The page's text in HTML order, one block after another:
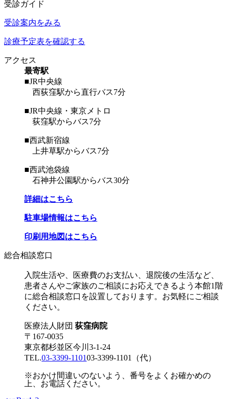
受診ガイド
受診案内をみる
診療予定表を確認する
アクセス
最寄駅
■JR中央線
西荻窪駅から直行バス7分
■JR中央線・東京メトロ
荻窪駅からバス7分
■西武新宿線
上井草駅からバス7分
■西武池袋線
石神井公園駅からバス30分
詳細はこちら
駐車場情報はこちら
印刷用地図はこちら
総合相談窓口
入院生活や、医療費のお支払い、退院後の生活など、
患者さんやご家族のご相談にお応えできるよう本館1階
に総合相談窓口を設置しております。お気軽にご相談
ください。
医療法人財団 荻窪病院
〒167-0035
東京都杉並区今川3-1-24
TEL.03-3399-110103-3399-1101 （代）
※おかけ間違いのないよう、番号をよくお確かめの
上、お電話ください。